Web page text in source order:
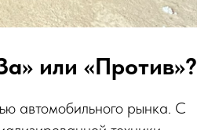
или «Против»?
автомобильного рынка. С